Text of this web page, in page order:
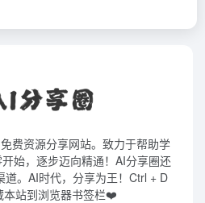
费资源分享网站。致力于帮助学
始，逐步迈向精通！AI分享圈还
。AI时代，分享为王！Ctrl + D
站到浏览器书签栏❤️